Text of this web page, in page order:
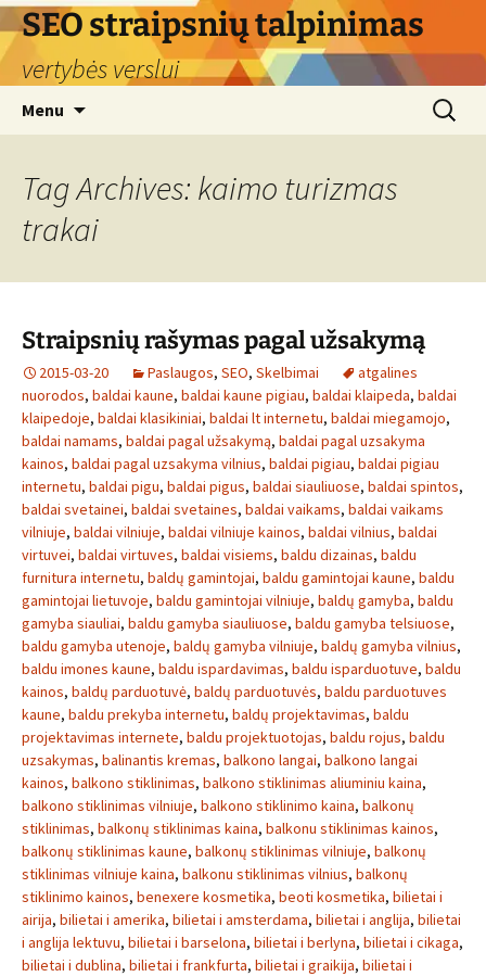
Skip
to
content
SEO straipsnių talpinimas
vertybės verslui
Menu
Search
for:
Tag Archives: kaimo turizmas
trakai
Straipsnių rašymas pagal užsakymą
2015-03-20 Paslaugos, SEO, Skelbimai
atgalines
nuorodos, baldai kaune, baldai kaune pigiau, baldai klaipeda, baldai
klaipedoje, baldai klasikiniai, baldai lt internetu, baldai miegamojo,
baldai namams, baldai pagal užsakymą, baldai pagal uzsakyma
kainos, baldai pagal uzsakyma vilnius, baldai pigiau, baldai pigiau
internetu, baldai pigu, baldai pigus, baldai siauliuose, baldai spintos,
baldai svetainei, baldai svetaines, baldai vaikams, baldai vaikams
vilniuje, baldai vilniuje, baldai vilniuje kainos, baldai vilnius, baldai
virtuvei, baldai virtuves, baldai visiems, baldu dizainas, baldu
furnitura internetu, baldų gamintojai, baldu gamintojai kaune, baldu
gamintojai lietuvoje, baldu gamintojai vilniuje, baldų gamyba, baldu
gamyba siauliai, baldu gamyba siauliuose, baldu gamyba telsiuose,
baldu gamyba utenoje, baldų gamyba vilniuje, baldų gamyba vilnius,
baldu imones kaune, baldu ispardavimas, baldu isparduotuve, baldu
kainos, baldų parduotuvė, baldų parduotuvės, baldu parduotuves
kaune, baldu prekyba internetu, baldų projektavimas, baldu
projektavimas internete, baldu projektuotojas, baldu rojus, baldu
uzsakymas, balinantis kremas, balkono langai, balkono langai
kainos, balkono stiklinimas, balkono stiklinimas aliuminiu kaina,
balkono stiklinimas vilniuje, balkono stiklinimo kaina, balkonų
stiklinimas, balkonų stiklinimas kaina, balkonu stiklinimas kainos,
balkonų stiklinimas kaune, balkonų stiklinimas vilniuje, balkonų
stiklinimas vilniuje kaina, balkonu stiklinimas vilnius, balkonų
stiklinimo kainos, benexere kosmetika, beoti kosmetika, bilietai i
airija, bilietai i amerika, bilietai i amsterdama, bilietai i anglija, bilietai
i anglija lektuvu, bilietai i barselona, bilietai i berlyna, bilietai i cikaga,
bilietai i dublina, bilietai i frankfurta, bilietai i graikija, bilietai i